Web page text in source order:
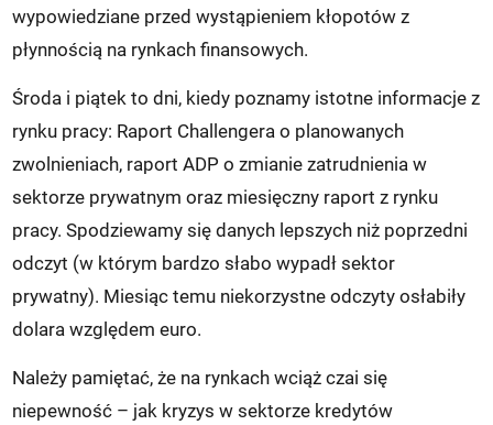
wypowiedziane przed wystąpieniem kłopotów z
płynnością na rynkach finansowych.
Środa i piątek to dni, kiedy poznamy istotne informacje z
rynku pracy: Raport Challengera o planowanych
zwolnieniach, raport ADP o zmianie zatrudnienia w
sektorze prywatnym oraz miesięczny raport z rynku
pracy. Spodziewamy się danych lepszych niż poprzedni
odczyt (w którym bardzo słabo wypadł sektor
prywatny). Miesiąc temu niekorzystne odczyty osłabiły
dolara względem euro.
Należy pamiętać, że na rynkach wciąż czai się
niepewność – jak kryzys w sektorze kredytów